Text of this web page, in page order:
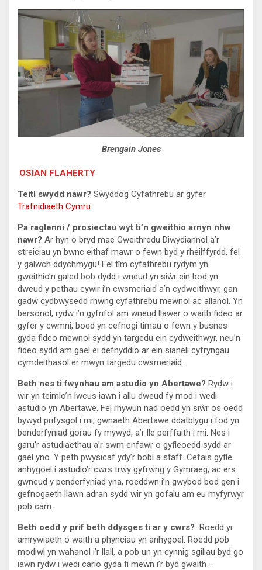
Brengain Jones
OSIAN FLAHERTY
Teitl swydd nawr? Swyddog Cyfathrebu ar gyfer
Trafnidiaeth Cymru
Pa raglenni / prosiectau wyt ti’n gweithio arnyn nhw
nawr? Ar hyn o bryd mae Gweithredu Diwydiannol a’r
streiciau yn bwnc eithaf mawr o fewn byd y rheilffyrdd, fel
y galwch ddychmygu! Fel tîm cyfathrebu rydym yn
gweithio’n galed bob dydd i wneud yn siŵr ein bod yn
dweud y pethau cywir i’n cwsmeriaid a’n cydweithwyr, gan
gadw cydbwysedd rhwng cyfathrebu mewnol ac allanol. Yn
bersonol, rydw i’n gyfrifol am wneud llawer o waith fideo ar
gyfer y cwmni, boed yn cefnogi timau o fewn y busnes
gyda fideo mewnol sydd yn targedu ein cydweithwyr, neu’n
fideo sydd am gael ei defnyddio ar ein sianeli cyfryngau
cymdeithasol er mwyn targedu cwsmeriaid.
Beth nes ti fwynhau am astudio yn Abertawe? Rydw i
wir yn teimlo’n lwcus iawn i allu dweud fy mod i wedi
astudio yn Abertawe. Fel rhywun nad oedd yn siŵr os oedd
bywyd prifysgol i mi, gwnaeth Abertawe ddatblygu i fod yn
benderfyniad gorau fy mywyd, a’r lle perffaith i mi. Nes i
garu’r astudiaethau a’r swm enfawr o gyfleoedd sydd ar
gael yno. Y peth pwysicaf ydy’r bobl a staff. Cefais gyfle
anhygoel i astudio’r cwrs trwy gyfrwng y Gymraeg, ac ers
gwneud y penderfyniad yna, roeddwn i’n gwybod bod gen i
gefnogaeth llawn adran sydd wir yn gofalu am eu myfyrwyr
pob cam.
Beth oedd y prif beth ddysges ti ar y cwrs? Roedd yr
amrywiaeth o waith a phynciau yn anhygoel. Roedd pob
modiwl yn wahanol i’r llall, a pob un yn cynnig sgiliau byd go
iawn rydw i wedi cario gyda fi mewn i’r byd gwaith –